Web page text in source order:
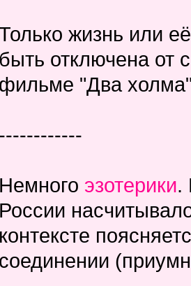
жизнь или
быть отключена от
фильме "Два
------------
Немного эзотерики.
России
контексте
соединении